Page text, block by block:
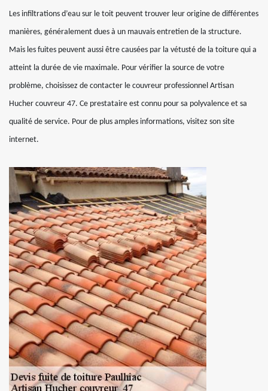
Les infiltrations d’eau sur le toit peuvent trouver leur origine de différentes
manières, généralement dues à un mauvais entretien de la structure.
Mais les fuites peuvent aussi être causées par la vétusté de la toiture qui a
atteint la durée de vie maximale. Pour vérifier la source de votre
problème, choisissez de contacter le couvreur professionnel Artisan
Hucher couvreur 47. Ce prestataire est connu pour sa polyvalence et sa
qualité de service. Pour de plus amples informations, visitez son site
internet.